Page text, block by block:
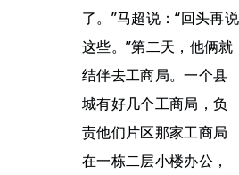
了。”马超说：“回头再说
这些。”第二天，他俩就
结伴去工商局。一个县
城有好几个工商局，负
责他们片区那家工商局
在一栋二层小楼办公，